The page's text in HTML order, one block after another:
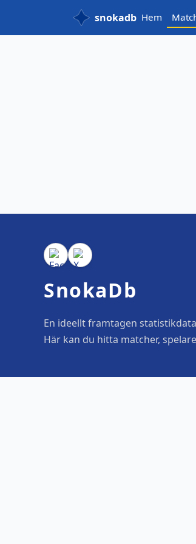
snokadb Hem
SnokaDb
En ideellt framtagen
Här kan du hitta matcher,